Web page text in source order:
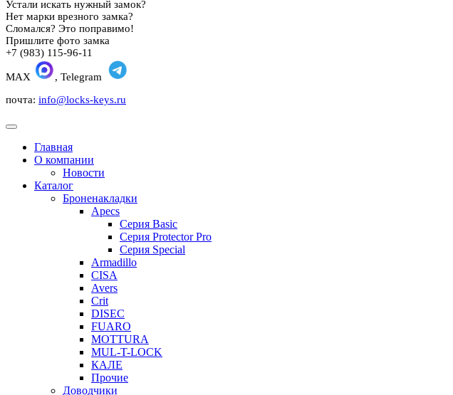
Устали искать нужный замок?
Нет марки врезного замка?
Сломался? Это поправимо!
Пришлите фото замка
+7 (983) 115-96-11
MAX
, Telegram
почта: info@locks-keys.ru
Главная
О компании
Новости
Каталог
Броненакладки
Apecs
Серия Basic
Серия Protector Pro
Серия Special
Armadillo
CISA
Avers
Crit
DISEC
FUARO
MOTTURA
MUL-T-LOCK
КАЛЕ
Прочие
Доводчики